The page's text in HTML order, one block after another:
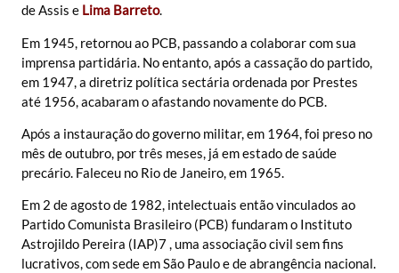
de Assis e Lima Barreto.
Em 1945, retornou ao PCB, passando a colaborar com sua
imprensa partidária. No entanto, após a cassação do partido,
em 1947, a diretriz política sectária ordenada por Prestes
até 1956, acabaram o afastando novamente do PCB.
Após a instauração do governo militar, em 1964, foi preso no
mês de outubro, por três meses, já em estado de saúde
precário. Faleceu no Rio de Janeiro, em 1965.
Em 2 de agosto de 1982, intelectuais então vinculados ao
Partido Comunista Brasileiro (PCB) fundaram o Instituto
Astrojildo Pereira (IAP)7 , uma associação civil sem fins
lucrativos, com sede em São Paulo e de abrangência nacional.